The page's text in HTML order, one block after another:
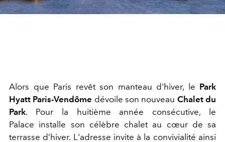
Alors que Paris revêt son manteau d'hiver, le Park
Hyatt Paris-Vendôme dévoile son nouveau Chalet du
Park. Pour la huitième année consécutive, le
Palace installe son célèbre chalet au cœur de sa
terrasse d’hiver. L'adresse invite à la convivialité ainsi